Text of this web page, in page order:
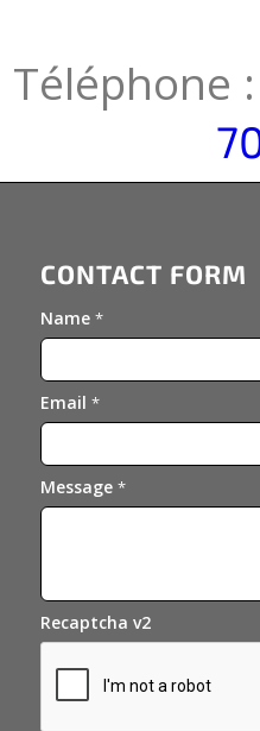
Téléphone
CONTACT FORM
Name *
Email *
Message *
Recaptcha v2